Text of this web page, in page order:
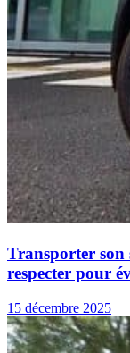
Transporter son
respecter pour
15 décembre 2025